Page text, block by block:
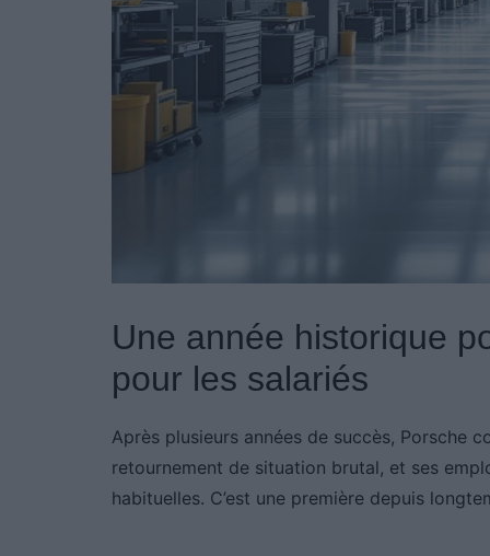
Une année historique
pour les salariés
Après plusieurs années de succès, Porsche
retournement de situation brutal, et ses
habituelles. C’est une première depuis